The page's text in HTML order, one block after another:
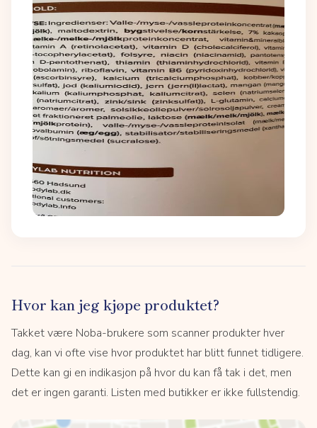
Hvor kan jeg kjøpe produktet?
Takket være Noba-brukere som scanner produkter hver
dag, kan vi ofte vise hvor produktet har blitt funnet tidligere.
Dette kan gi en indikasjon på hvor du kan få tak i det, men
det er ingen garanti. Listen med butikker er ikke fullstendig.